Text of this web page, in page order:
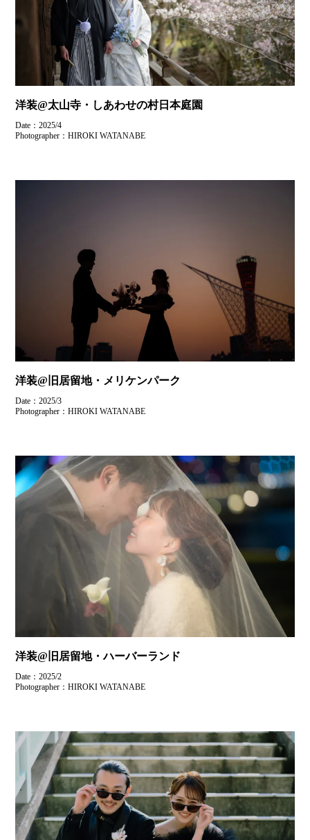
洋装@太山寺・しあわせの村日本庭園
Date：2025/4
Photographer：HIROKI WATANABE
洋装@旧居留地・メリケンパーク
Date：2025/3
Photographer：HIROKI WATANABE
洋装@旧居留地・ハーバーランド
Date：2025/2
Photographer：HIROKI WATANABE